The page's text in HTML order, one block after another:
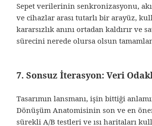
Sepet verilerinin senkronizasyonu,
ve cihazlar arası tutarlı bir arayüz,
kararsızlık anını ortadan kaldırır ve
sürecini nerede olursa olsun
7. Sonsuz İterasyon: Veri
Tasarımın lansmanı, işin bittiği
Dönüşüm Anatomisinin son ve en
sürekli A/B testleri ve ısı haritaları